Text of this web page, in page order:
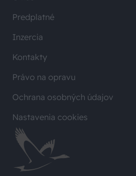
Predplatné
Inzercia
Kontakty
Právo na opravu
Ochrana osobných údajov
Nastavenia cookies